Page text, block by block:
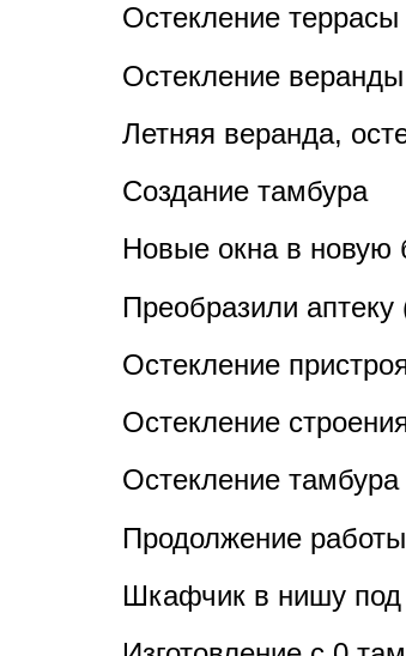
Остекление
Остекление
Летняя веранда,
Создание тамбура
Новые окна в новую
Преобразили
Остекление
Остекление
Остекление тамбура
Продолжение
Шкафчик в нишу под